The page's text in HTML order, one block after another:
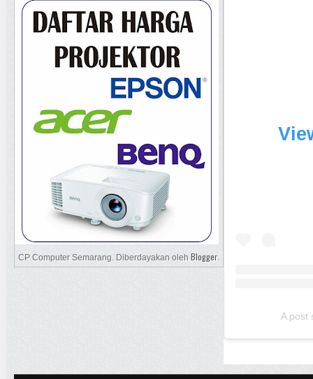
A post
CP Computer Semarang. Diberdayakan oleh Blogger.